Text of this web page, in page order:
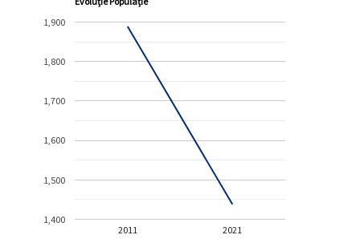
2011 2021
1,400
1,500
1,600
1,700
1,800
1,900